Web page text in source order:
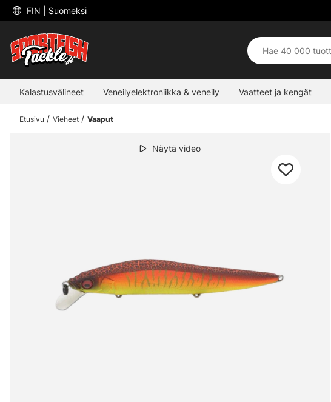
FIN | Suomeksi
Kalastusvälineet Veneilyelektroniikka & veneily Vaatteet ja kengät
Etusivu Vieheet Vaaput
Näytä video